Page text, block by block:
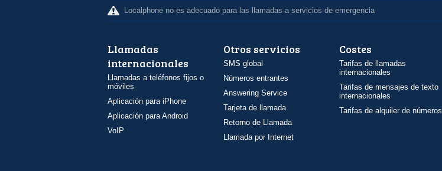
Localphone no es adecuado para las llamadas a servicios de emergencia
Llamadas
internacionales
Llamadas a teléfonos fijos o
móviles
Aplicación para iPhone
Aplicación para Android
VoIP
Otros servicios
SMS global
Números entrantes
Answering Service
Tarjeta de llamada
Retorno de Llamada
Llamada por Internet
Costes
Tarifas de llamadas
internacionales
Tarifas de mensajes de texto
internacionales
Tarifas de alquiler de números